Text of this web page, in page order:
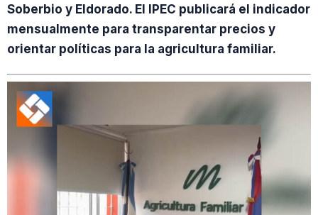
Soberbio y Eldorado. El IPEC publicará el indicador
mensualmente para transparentar precios y
orientar políticas para la agricultura familiar.